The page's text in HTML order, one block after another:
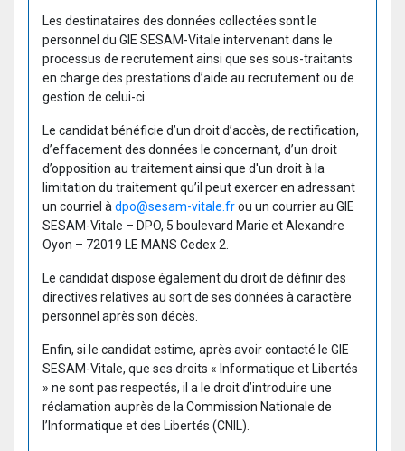
Les destinataires des données collectées sont le
personnel du GIE SESAM-Vitale intervenant dans le
processus de recrutement ainsi que ses sous-traitants
en charge des prestations d’aide au recrutement ou de
gestion de celui-ci.
Le candidat bénéficie d’un droit d’accès, de rectification,
d’effacement des données le concernant, d’un droit
d’opposition au traitement ainsi que d'un droit à la
limitation du traitement qu’il peut exercer en adressant
un courriel àdpo@sesam-vitale.frou un courrier au GIE
SESAM-Vitale – DPO, 5 boulevard Marie et Alexandre
Oyon – 72019 LE MANS Cedex 2.
Le candidat dispose également du droit de définir des
directives relatives au sort de ses données à caractère
personnel après son décès.
Enfin, si le candidat estime, après avoir contacté le GIE
SESAM-Vitale, que ses droits « Informatique et Libertés
» ne sont pas respectés, il a le droit d’introduire une
réclamation auprès de la Commission Nationale de
l’Informatique et des Libertés (CNIL).